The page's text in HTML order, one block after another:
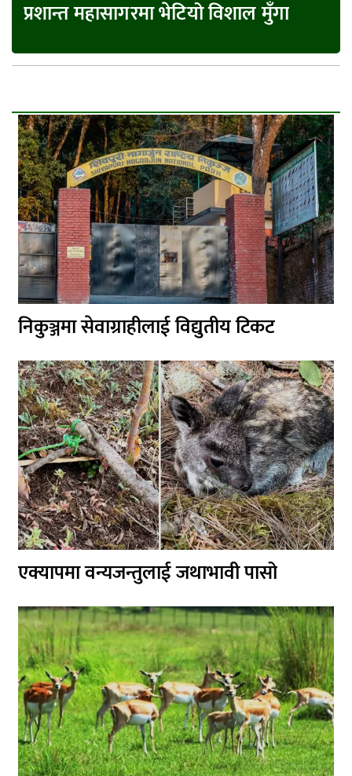
प्रशान्त महासागरमा भेटियो विशाल मुँगा
निकुञ्जमा सेवाग्राहीलाई विद्युतीय टिकट
एक्यापमा वन्यजन्तुलाई जथाभावी पासो